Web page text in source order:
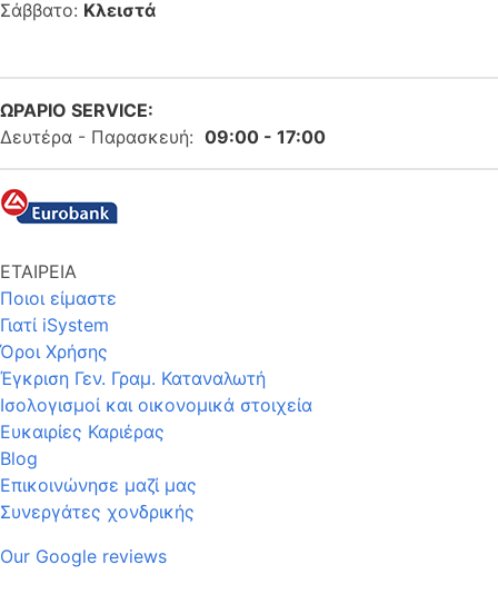
Σάββατο: Κλειστά
ΩΡΑΡΙΟ SERVICE:
Δευτέρα - Παρασκευή: 09:00 - 17:00
ΕΤΑΙΡΕΙΑ
Ποιοι είμαστε
Γιατί iSystem
Όροι Χρήσης
Έγκριση Γεν. Γραμ. Καταναλωτή
Ισολογισμοί και οικονομικά στοιχεία
Ευκαιρίες Καριέρας
Blog
Επικοινώνησε μαζί μας
Συνεργάτες χονδρικής
Our Google reviews